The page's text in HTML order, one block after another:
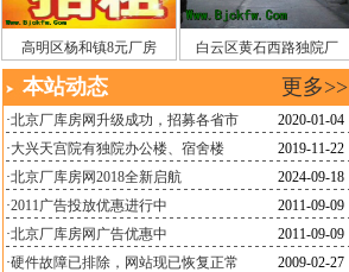
高明区杨和镇8元厂房 白云区黄石西路独院厂
更多>>
本站动态
2020-01-04
·北京厂库房网升级成功，招募各省市
2019-11-22
·大兴天宫院有独院办公楼、宿舍楼
2024-09-18
·北京厂库房网2018全新启航
2011-09-09
·2011广告投放优惠进行中
2011-09-09
·北京厂库房网广告优惠中
2009-02-27
·硬件故障已排除，网站现已恢复正常